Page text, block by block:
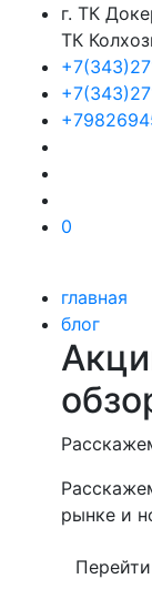
г. ТК
ТК
0
главная
блог
рынке и
Перейти